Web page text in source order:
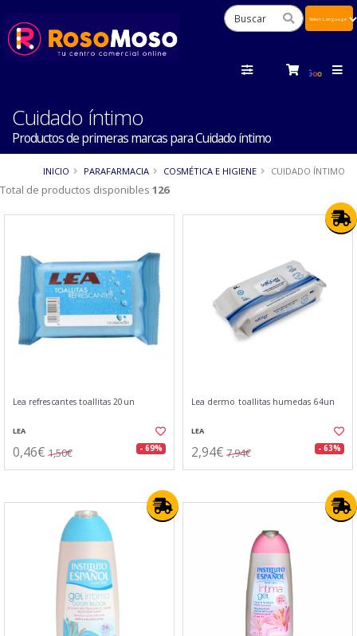
Cuidado íntimo
Productos de primeras marcas para Cuidado íntimo
INICIO PARAFARMACIA COSMÉTICA E HIGIENE CUIDADO ÍNTIMO
Total de productos disponibles 126
Lea refrescantes toallitas 20un
LEA
0,46€ 1,50€ - 69%
Lea dermo toallitas humedas 64un
LEA
2,94€ 7,94€ - 63%